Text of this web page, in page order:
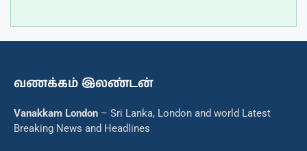
வணக்கம் இலண்டன்
Vanakkam London – Sri Lanka, London and world Latest
Breaking News and Headlines